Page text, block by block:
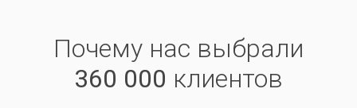
Почему нас выбрали
360 000 клиентов